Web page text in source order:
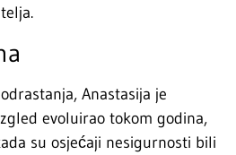
Anastasija je
evoluirao tokom godina,
su osjećaji nesigurnosti bili